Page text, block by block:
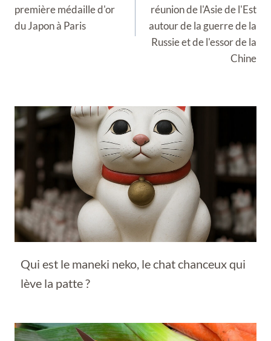
première médaille d'or
du Japon à Paris
réunion de l'Asie de l'Est
autour de la guerre de la
Russie et de l'essor de la
Chine
Qui est le maneki neko, le chat chanceux qui
lève la patte ?